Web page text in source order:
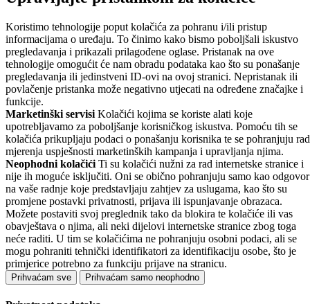
Koristimo tehnologije poput kolačića za pohranu i/ili pristup
informacijama o uređaju. To činimo kako bismo poboljšali iskustvo
pregledavanja i prikazali prilagođene oglase. Pristanak na ove
tehnologije omogućit će nam obradu podataka kao što su ponašanje
pregledavanja ili jedinstveni ID-ovi na ovoj stranici. Nepristanak ili
povlačenje pristanka može negativno utjecati na određene značajke i
funkcije.
Marketinški servisi Kolačići kojima se koriste alati koje
upotrebljavamo za poboljšanje korisničkog iskustva. Pomoću tih se
kolačića prikupljaju podaci o ponašanju korisnika te se pohranjuju
mjerenja uspješnosti marketinških kampanja i upravljanja njima.
Neophodni kolačići Ti su kolačići nužni za rad internetske stranice i
nije ih moguće isključiti. Oni se obično pohranjuju samo kao odgovor
na vaše radnje koje predstavljaju zahtjev za uslugama, kao što su
promjene postavki privatnosti, prijava ili ispunjavanje obrazaca.
Možete postaviti svoj preglednik tako da blokira te kolačiće ili vas
obavještava o njima, ali neki dijelovi internetske stranice zbog toga
neće raditi. U tim se kolačićima ne pohranjuju osobni podaci, ali se
mogu pohraniti tehnički identifikatori za identifikaciju osobe, što je
primjerice potrebno za funkciju prijave na stranicu.
Prihvaćam sve Prihvaćam samo neophodno